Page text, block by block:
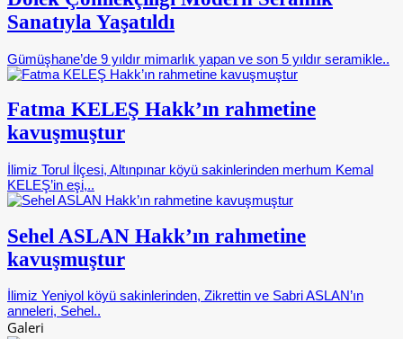
Sanatıyla Yaşatıldı
Gümüşhane’de 9 yıldır mimarlık yapan ve son 5 yıldır seramikle..
Fatma KELEŞ Hakk’ın rahmetine
kavuşmuştur
İlimiz Torul İlçesi, Altınpınar köyü sakinlerinden merhum Kemal
KELEŞ’in eşi,..
Sehel ASLAN Hakk’ın rahmetine
kavuşmuştur
İlimiz Yeniyol köyü sakinlerinden, Zikrettin ve Sabri ASLAN’ın
anneleri, Sehel..
Galeri